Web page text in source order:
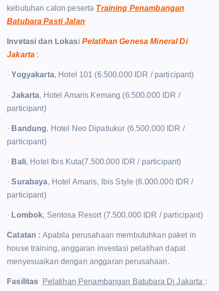
kebutuhan calon peserta Training Penambangan
Batubara Pasti Jalan
Invetasi dan Lokasi Pelatihan Genesa Mineral Di
Jakarta :
· Yogyakarta, Hotel 101 (6.500.000 IDR / participant)
·Jakarta, Hotel Amaris Kemang (6.500.000 IDR /
participant)
· Bandung, Hotel Neo Dipatiukur (6.500.000 IDR /
participant)
· Bali, Hotel Ibis Kuta(7.500.000 IDR / participant)
·Surabaya, Hotel Amaris, Ibis Style (6.000.000 IDR /
participant)
· Lombok, Sentosa Resort (7.500.000 IDR / participant)
Catatan : Apabila perusahaan membutuhkan paket in
house training, anggaran investasi pelatihan dapat
menyesuaikan dengan anggaran perusahaan.
Fasilitas Pelatihan Penambangan Batubara Di Jakarta :